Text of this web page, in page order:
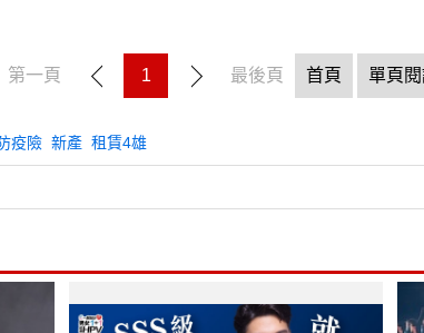
第一頁 1 最後頁 首頁 單頁
疫險 新產 租賃4雄